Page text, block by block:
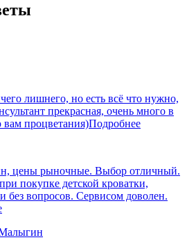
лишнего, но есть всё что нужно,
прекрасная, очень много в
процветания)Подробнее
цены рыночные. Выбор отличный.
покупке детской кроватки,
без вопросов. Сервисом доволен.